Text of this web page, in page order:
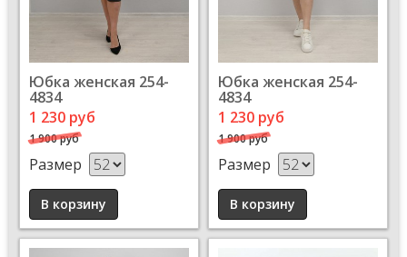
Юбка женская 254-
4834
1 230 руб
1 900 руб
Размер
Юбка женская 254-
4834
1 230 руб
1 900 руб
Размер